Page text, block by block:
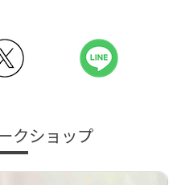
クショップ